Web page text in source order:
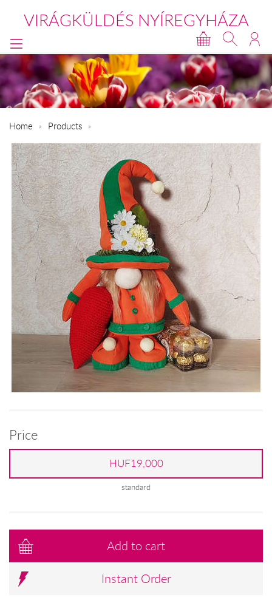
VIRÁGKÜLDÉS NYÍREGYHÁZA
Home Products
Price
HUF19,000
standard
Add to cart
Instant Order